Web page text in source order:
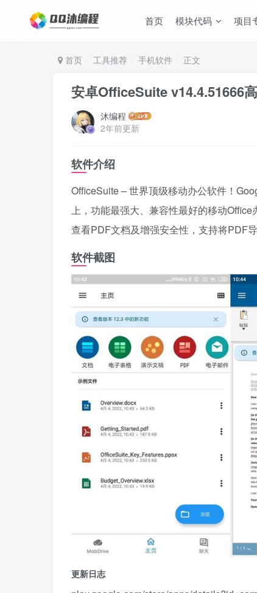
首页 模块代码 项目
首页 工具推荐 手机软件 正文
安卓OfficeSuite v14.4.51666
沐编程
2年前更新
软件介绍
OfficeSuite – 世界顶级移动办公软件！
上，功能最强大、兼容性最好的移动
查看PDF文档及增强安全性，支持将PDF
软件截图
更新日志